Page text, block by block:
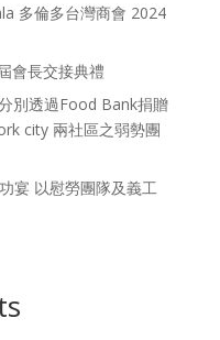
多倫多台灣商會 2024
會長交接典禮
別透過Food Bank捐贈
city 兩社區之弱勢團
宴 以慰勞團隊及義工